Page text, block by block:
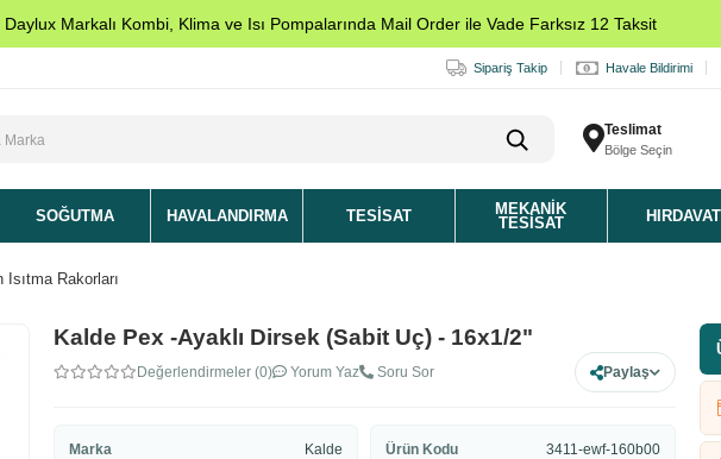
Daylux Markalı Kombi, Klima ve Isı Pompalarında Mail Order ile Vade Farksız 12 Taksit
Sipariş Takip Havale Bildirimi
Teslimat
Bölge Seçin
SOĞUTMA HAVALANDIRMA TESISAT
MEKANIK
TESISAT
HIRDAVAT
Isıtma Rakorları
Kalde Pex -Ayaklı Dirsek (Sabit Uç) - 16x1/2"
Değerlendirmeler (0) Yorum Yaz Soru Sor Paylaş
Marka Kalde Ürün Kodu 3411-ewf-160b00